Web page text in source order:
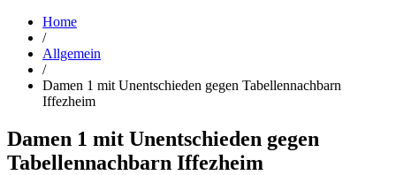
Home
/
Allgemein
/
Damen 1 mit Unentschieden gegen Tabellennachbarn
Iffezheim
Damen 1 mit Unentschieden gegen
Tabellennachbarn Iffezheim